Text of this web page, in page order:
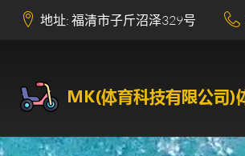
地址: 福清市子斤沼泽329号